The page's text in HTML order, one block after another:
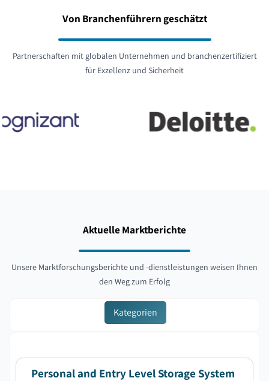
Von Branchenführern geschätzt
Partnerschaften mit globalen Unternehmen und branchenzertifiziert
für Exzellenz und Sicherheit
Aktuelle Marktberichte
Unsere Marktforschungsberichte und -dienstleistungen weisen Ihnen
den Weg zum Erfolg
Kategorien
Personal and Entry Level Storage System